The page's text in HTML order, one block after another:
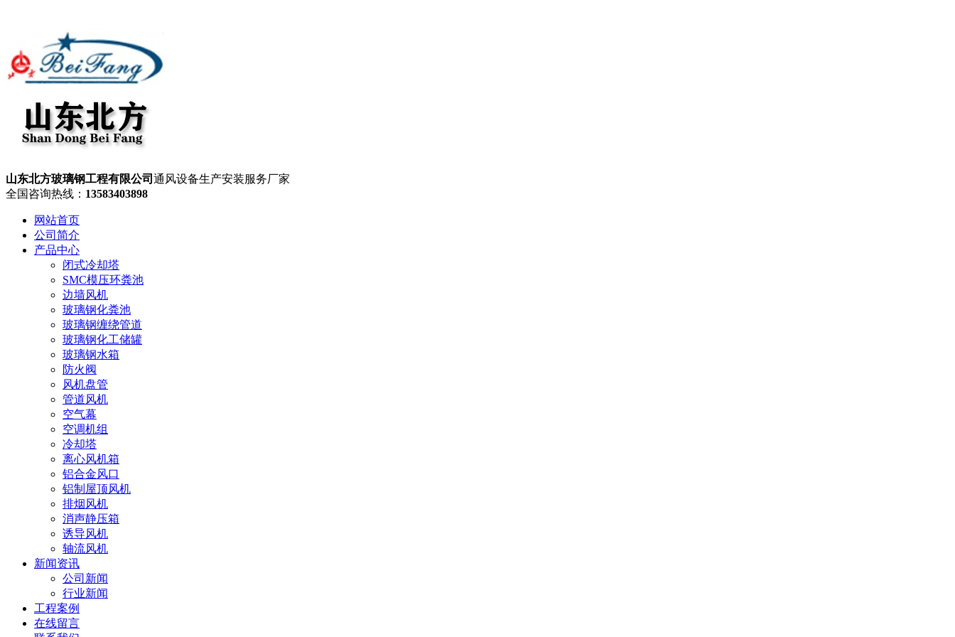
山东北方玻璃钢工程有限公司 通风设备生产安装服务厂家
全国咨询热线： 13583403898
网站首页
公司简介
产品中心
闭式冷却塔
SMC模压环粪池
边墙风机
玻璃钢化粪池
玻璃钢缠绕管道
玻璃钢化工储罐
玻璃钢水箱
防火阀
风机盘管
管道风机
空气幕
空调机组
冷却塔
离心风机箱
铝合金风口
铝制屋顶风机
排烟风机
消声静压箱
诱导风机
轴流风机
新闻资讯
公司新闻
行业新闻
工程案例
在线留言